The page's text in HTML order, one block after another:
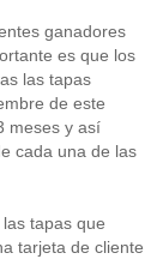
ganadores
es que los
las tapas
de este
meses y así
cada una de las
tapas que
tarjeta de cliente